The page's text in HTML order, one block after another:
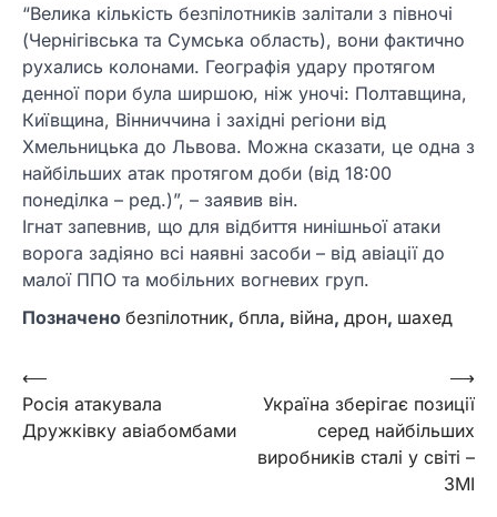
“Велика кількість безпілотників залітали з півночі
(Чернігівська та Сумська область), вони фактично
рухались колонами. Географія удару протягом
денної пори була ширшою, ніж уночі: Полтавщина,
Київщина, Вінниччина і західні регіони від
Хмельницька до Львова. Можна сказати, це одна з
найбільших атак протягом доби (від 18:00
понеділка – ред.)”, – заявив він.
Ігнат запевнив, що для відбиття нинішньої атаки
ворога задіяно всі наявні засоби – від авіації до
малої ППО та мобільних вогневих груп.
Позначено безпілотник, бпла, війна, дрон, шахед
Навігація
записів
⟵
Росія атакувала
Дружківку авіабомбами
Україна зберігає позиції
серед найбільших
виробників сталі у світі –
ЗМІ
⟶